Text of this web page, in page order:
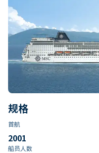
规格
首航
2001
船员人数